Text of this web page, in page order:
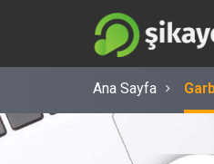
Ana Sayfa